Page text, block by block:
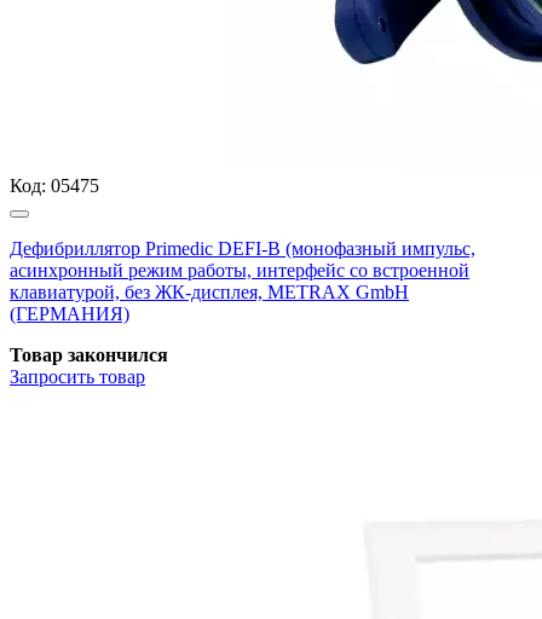
Код: 05475
Дефибриллятор Primedic DEFI-B (монофазный импульс,
асинхронный режим работы, интерфейс со встроенной
клавиатурой, без ЖК-дисплея, METRAX GmbH
(ГЕРМАНИЯ)
Товар закончился
Запросить товар